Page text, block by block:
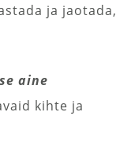
ja jaotada,
aine
kihte ja